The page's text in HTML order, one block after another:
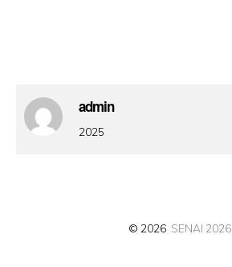
admin
2025
© 2026 SENAI 2026